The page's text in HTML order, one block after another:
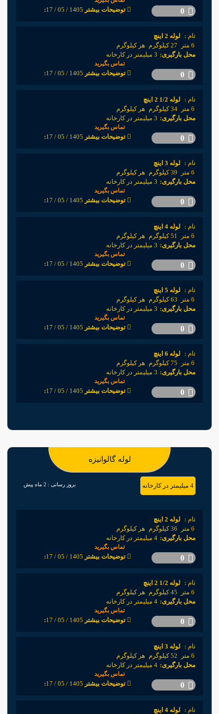
:توضیحات بیشتر
نام : لوله 2 اینچ
6 متر
27 کیلوگرم
هر کیلوگرم
محل بارگیری: 3 میلیمتر در کارخانه
تماس بگیرید
:توضیحات بیشتر
نام : لوله 1/2 2 اینچ
6 متر
34 کیلوگرم
هر کیلوگرم
محل بارگیری: 3 میلیمتر در کارخانه
تماس بگیرید
:توضیحات بیشتر
نام : لوله 3 اینچ
6 متر
39 کیلوگرم
هر کیلوگرم
محل بارگیری: 3 میلیمتر در کارخانه
تماس بگیرید
:توضیحات بیشتر
نام : لوله 4 اینچ
6 متر
51 کیلوگرم
هر کیلوگرم
محل بارگیری: 3 میلیمتر در کارخانه
تماس بگیرید
:توضیحات بیشتر
نام : لوله 5 اینچ
6 متر
63 کیلوگرم
هر کیلوگرم
محل بارگیری: 3 میلیمتر در کارخانه
تماس بگیرید
:توضیحات بیشتر
نام : لوله 6 اینچ
6 متر
75 کیلوگرم
هر کیلوگرم
محل بارگیری: 3 میلیمتر در کارخانه
تماس بگیرید
:توضیحات بیشتر
لوله گالوانیزه
4 میلیمتر در کارخانه بروز رسانی : 2 ماه پیش
نام : لوله 2 اینچ
6 متر
36 کیلوگرم
هر کیلوگرم
محل بارگیری: 4 میلیمتر در کارخانه
تماس بگیرید
:توضیحات بیشتر
نام : لوله 1/2 2 اینچ
6 متر
45 کیلوگرم
هر کیلوگرم
محل بارگیری: 4 میلیمتر در کارخانه
تماس بگیرید
:توضیحات بیشتر
نام : لوله 3 اینچ
6 متر
52 کیلوگرم
هر کیلوگرم
محل بارگیری: 4 میلیمتر در کارخانه
تماس بگیرید
:توضیحات بیشتر
نام : لوله 4 اینچ